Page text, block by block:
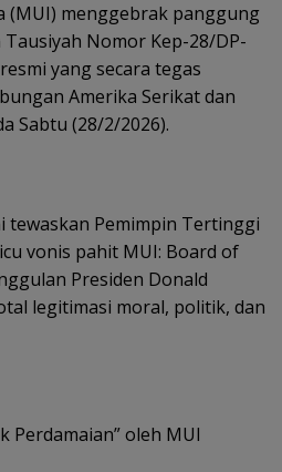
(MUI) menggebrak panggung
Nomor Kep-28/DP-
yang secara tegas
Amerika Serikat dan
Sabtu (28/2/2026).
tewaskan Pemimpin Tertinggi
vonis pahit MUI: Board of
Presiden Donald
legitimasi moral, politik, dan
Perdamaian” oleh MUI